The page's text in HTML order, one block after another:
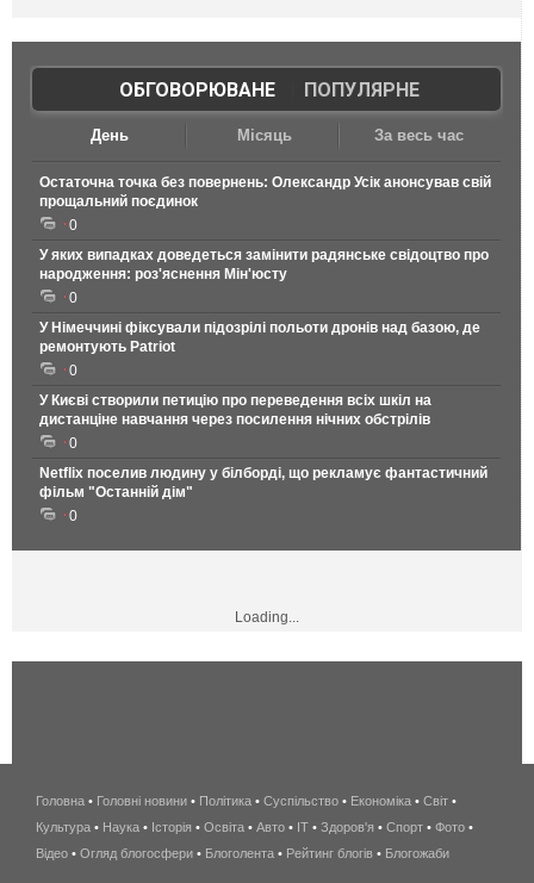
ОБГОВОРЮВАНЕ| ПОПУЛЯРНЕ
День Місяць За весь час
Остаточна точка без повернень: Олександр Усік анонсував свій
прощальний поєдинок
0
У яких випадках доведеться замінити радянське свідоцтво про
народження: роз'яснення Мін'юсту
0
У Німеччині фіксували підозрілі польоти дронів над базою, де
ремонтують Patriot
0
У Києві створили петицію про переведення всіх шкіл на
дистанціне навчання через посилення нічних обстрілів
0
Netflix поселив людину у білборді, що рекламує фантастичний
фільм "Останній дім"
0
Loading...
беспроводной
интернет
киев
Головна • Головні новини • Політика • Суспільство • Економіка • Світ •
Культура • Наука • Історія • Освіта • Авто • IT • Здоров'я • Спорт • Фото •
Відео • Огляд блогосфери • Блоголента • Рейтинг блогів • Блогожаби